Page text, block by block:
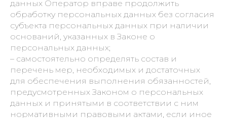
данных Оператор вправе продолжить
обработку персональных данных без согласия
субъекта персональных данных при наличии
оснований, указанных в Законе о
персональных данных;
– самостоятельно определять состав и
перечень мер, необходимых и достаточных
для обеспечения выполнения обязанностей,
предусмотренных Законом о персональных
данных и принятыми в соответствии с ним
нормативными правовыми актами, если иное